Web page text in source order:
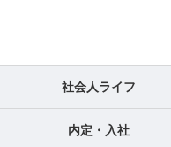
社会人ライフ
内定・入社